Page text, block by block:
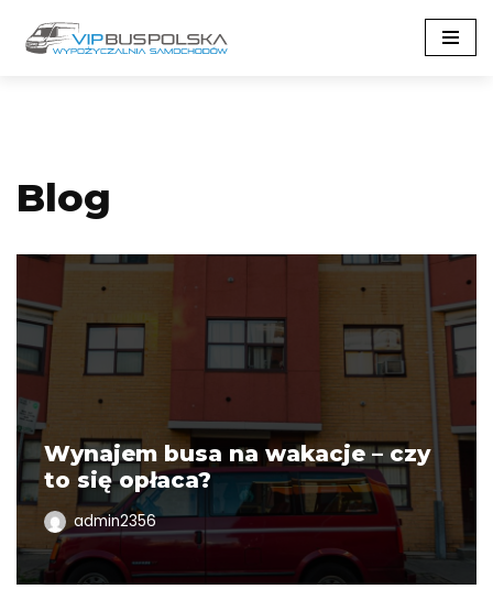
Przejdź
Blog
Wynajem busa na wakacje – czy
to się opłaca?
admin2356